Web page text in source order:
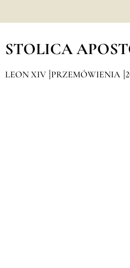
STOLICA
LEON XIV PRZEMÓWIENIA